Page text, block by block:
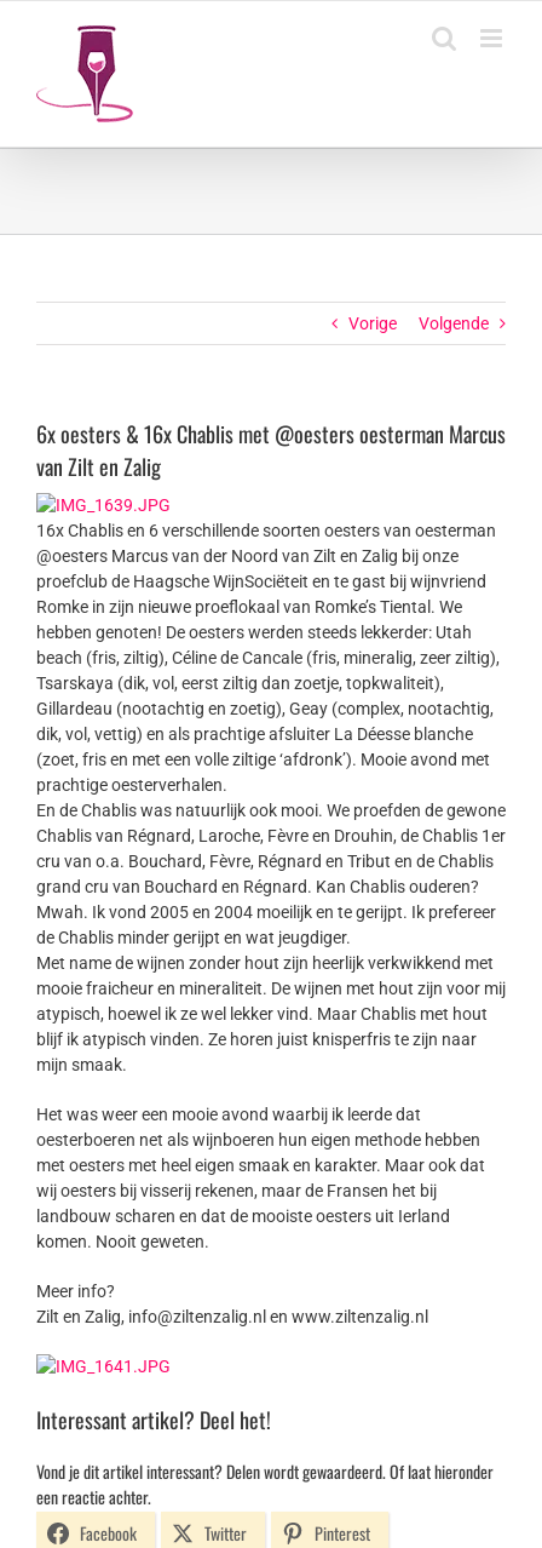
Vorige Volgende
6x oesters & 16x Chablis met @oesters oesterman Marcus
van Zilt en Zalig
16x Chablis en 6 verschillende soorten oesters van oesterman
@oesters Marcus van der Noord van Zilt en Zalig bij onze
proefclub de Haagsche WijnSociëteit en te gast bij wijnvriend
Romke in zijn nieuwe proeflokaal van Romke’s Tiental. We
hebben genoten! De oesters werden steeds lekkerder: Utah
beach (fris, ziltig), Céline de Cancale (fris, mineralig, zeer ziltig),
Tsarskaya (dik, vol, eerst ziltig dan zoetje, topkwaliteit),
Gillardeau (nootachtig en zoetig), Geay (complex, nootachtig,
dik, vol, vettig) en als prachtige afsluiter La Déesse blanche
(zoet, fris en met een volle ziltige ‘afdronk’). Mooie avond met
prachtige oesterverhalen.
En de Chablis was natuurlijk ook mooi. We proefden de gewone
Chablis van Régnard, Laroche, Fèvre en Drouhin, de Chablis 1er
cru van o.a. Bouchard, Fèvre, Régnard en Tribut en de Chablis
grand cru van Bouchard en Régnard. Kan Chablis ouderen?
Mwah. Ik vond 2005 en 2004 moeilijk en te gerijpt. Ik prefereer
de Chablis minder gerijpt en wat jeugdiger.
Met name de wijnen zonder hout zijn heerlijk verkwikkend met
mooie fraicheur en mineraliteit. De wijnen met hout zijn voor mij
atypisch, hoewel ik ze wel lekker vind. Maar Chablis met hout
blijf ik atypisch vinden. Ze horen juist knisperfris te zijn naar
mijn smaak.
Het was weer een mooie avond waarbij ik leerde dat
oesterboeren net als wijnboeren hun eigen methode hebben
met oesters met heel eigen smaak en karakter. Maar ook dat
wij oesters bij visserij rekenen, maar de Fransen het bij
landbouw scharen en dat de mooiste oesters uit Ierland
komen. Nooit geweten.
Meer info?
Zilt en Zalig, info@ziltenzalig.nl en www.ziltenzalig.nl
Interessant artikel? Deel het!
Vond je dit artikel interessant? Delen wordt gewaardeerd. Of laat hieronder
een reactie achter.
Facebook
Twitter
Pinterest